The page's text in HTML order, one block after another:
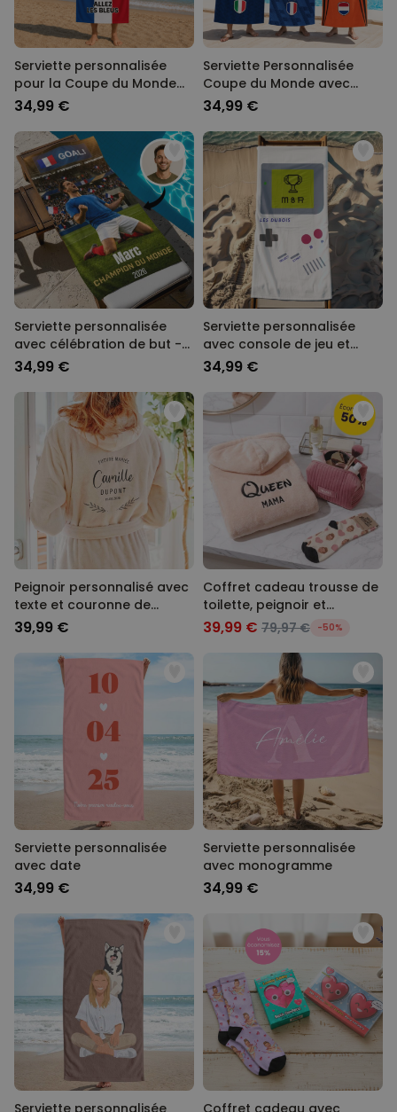
Serviette personnalisée
pour la Coupe du Monde
avec texte
34,99 €
Serviette Personnalisée
Coupe du Monde avec
Texte
34,99 €
Serviette personnalisée
avec célébration de but -
IA
34,99 €
Serviette personnalisée
avec console de jeu et
texte
34,99 €
Peignoir personnalisé avec
texte et couronne de
laurier
39,99 €
Coffret cadeau trousse de
toilette, peignoir et
chaussettes
39,99 € 79,97 € -50%
Serviette personnalisée
avec date
34,99 €
Serviette personnalisée
avec monogramme
34,99 €
Serviette personnalisée
Coffret cadeau avec